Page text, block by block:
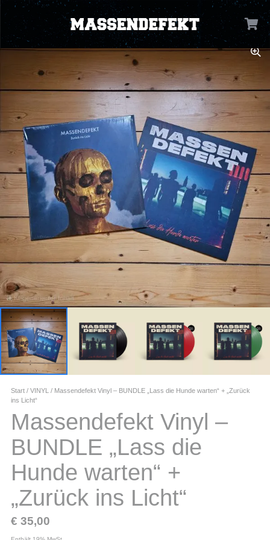
Start / VINYL / Massendefekt Vinyl – BUNDLE „Lass die Hunde warten“ + „Zurück
ins Licht“
Massendefekt Vinyl –
BUNDLE „Lass die
Hunde warten“ +
„Zurück ins Licht“
€ 35,00